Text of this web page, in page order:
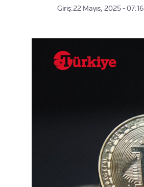
Giriş:22 Mayıs, 2025 - 07:16